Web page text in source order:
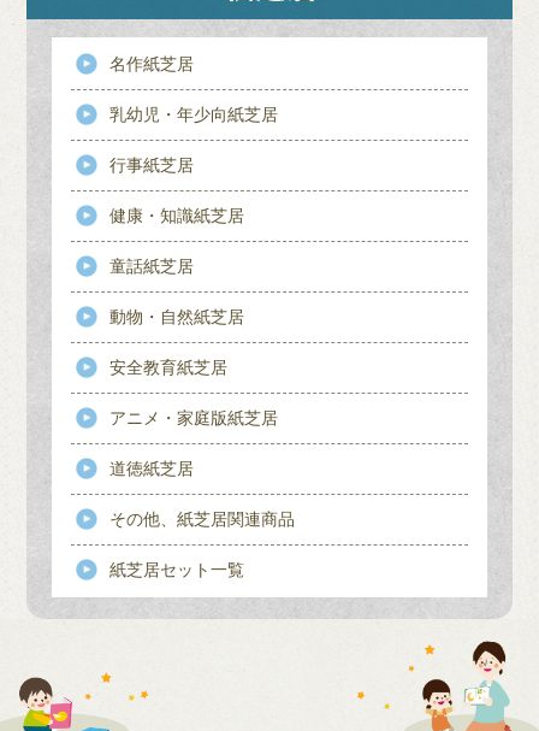
名作紙芝居
乳幼児・年少向紙芝居
行事紙芝居
健康・知識紙芝居
童話紙芝居
動物・自然紙芝居
安全教育紙芝居
アニメ・家庭版紙芝居
道徳紙芝居
その他、紙芝居関連商品
紙芝居セット一覧